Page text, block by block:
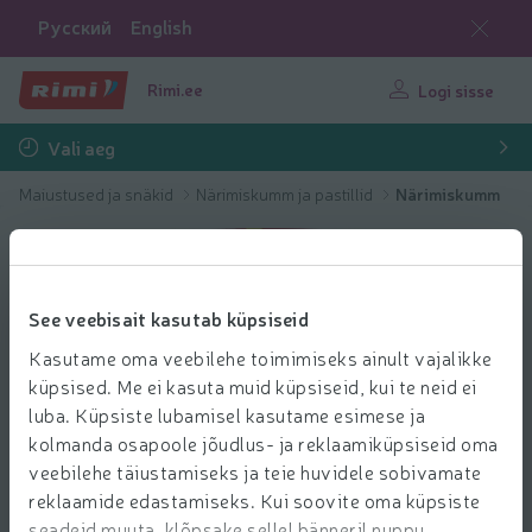
See veebisait kasutab küpsiseid
Kasutame oma veebilehe toimimiseks ainult vajalikke
küpsised. Me ei kasuta muid küpsiseid, kui te neid ei
luba. Küpsiste lubamisel kasutame esimese ja
kolmanda osapoole jõudlus- ja reklaamiküpsiseid oma
veebilehe täiustamiseks ja teie huvidele sobivamate
reklaamide edastamiseks. Kui soovite oma küpsiste
Русский English
Rimi.ee Logi sisse
Vali aeg
Maiustused ja snäkid Närimiskumm ja pastillid Närimiskumm